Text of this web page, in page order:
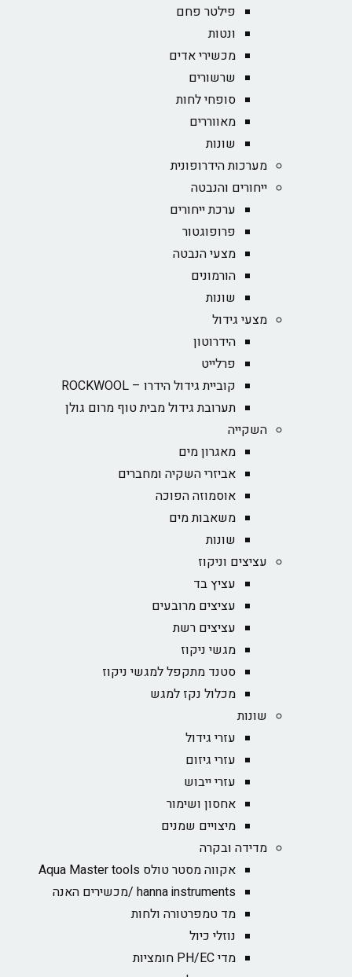
פילטר פחם
ונטות
מכשירי אדים
שרשורים
סופחי לחות
מאווררים
שונות
מערכות הידרופונית
ייחורים והנבטה
ערכת ייחורים
פרופוגטור
מצעי הנבטה
הורמונים
שונות
מצעי גידול
הידרוטון
פרלייט
קוביית גידול הידרו – ROCKWOOL‏
תערובת גידול מבית טוף מרום גולן
השקייה
מאגרון מים
אביזרי השקיה ומחברים
אוסמוזה הפוכה
משאבות מים
שונות
עציצים וניקוז
עציץ בד
עציצים מרובעים
עציצים רשת
מגשי ניקוז
סטנד מתקפל למגשי ניקוז
מכלול נקז למגש
שונות
עזרי גידול
עזרי גיזום
עזרי ייבוש
אחסון ושימור
מיצויים שמנים
מדידה ובקרה
אקווה מסטר טולס Aqua Master tools
hanna instruments /מכשירים האנה
מד טמפרטורה ולחות
נוזלי כיול
מדי PH/EC חומציות